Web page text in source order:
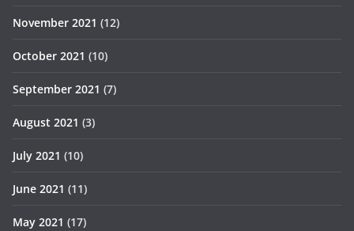
November 2021 (12)
October 2021 (10)
September 2021 (7)
August 2021 (3)
July 2021 (10)
June 2021 (11)
May 2021 (17)